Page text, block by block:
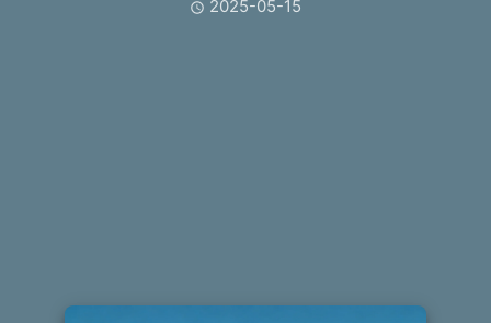
 2025-05-15